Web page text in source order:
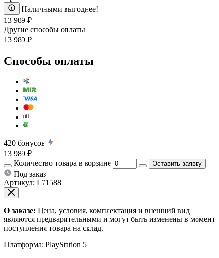
Наличными выгоднее!
13 989 ₽
Другие способы оплаты
13 989 ₽
Способы оплаты
420 бонусов
13 989 ₽
Количество товара в корзине
Оставить заявку
Под заказ
Артикул: L71588
О заказе: Цена, условия, комплектация и внешний вид
являются предварительными и могут быть изменены в момент
поступления товара на склад.
Платформа: PlayStation 5